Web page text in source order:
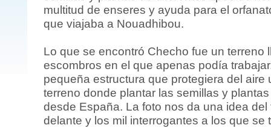
multitud de enseres y ayuda para el
que viajaba a Nouadhibou.
Lo que se encontró Checho fue un terreno
escombros en el que apenas podía
pequeña estructura que protegiera del aire
terreno donde plantar las semillas y
desde España. La foto nos da una idea
delante y los mil interrogantes a los que se